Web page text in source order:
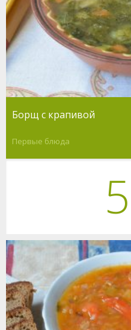
Борщ с крапивой
Первые блюда
5